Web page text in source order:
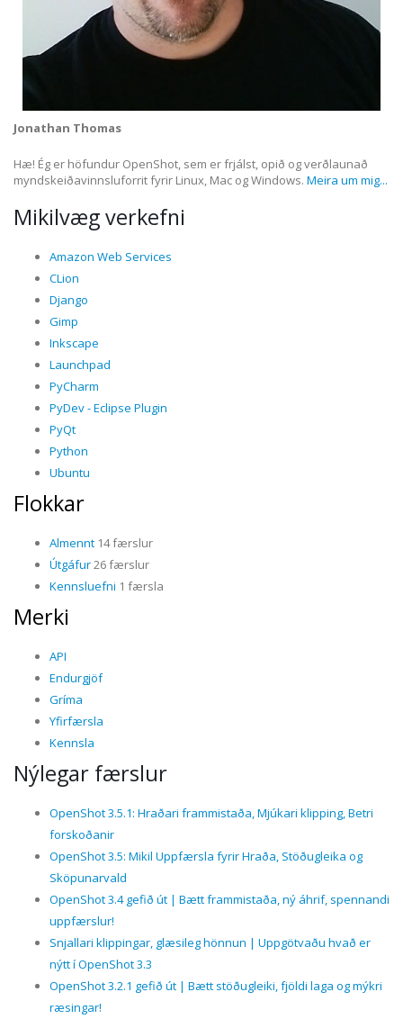
Jonathan Thomas
Hæ! Ég er höfundur OpenShot, sem er frjálst, opið og verðlaunað
myndskeiðavinnsluforrit fyrir Linux, Mac og Windows. Meira um mig...
Mikilvæg verkefni
Amazon Web Services
CLion
Django
Gimp
Inkscape
Launchpad
PyCharm
PyDev - Eclipse Plugin
PyQt
Python
Ubuntu
Flokkar
Almennt 14 færslur
Útgáfur26 færslur
Kennsluefni 1 færsla
Merki
API
Endurgjöf
Gríma
Yfirfærsla
Kennsla
Nýlegar færslur
OpenShot 3.5.1: Hraðari frammistaða, Mjúkari klipping, Betri
forskoðanir
OpenShot 3.5: Mikil Uppfærsla fyrir Hraða, Stöðugleika og
Sköpunarvald
OpenShot 3.4 gefið út | Bætt frammistaða, ný áhrif, spennandi
uppfærslur!
Snjallari klippingar, glæsileg hönnun | Uppgötvaðu hvað er
nýtt í OpenShot 3.3
OpenShot 3.2.1 gefið út | Bætt stöðugleiki, fjöldi laga og mýkri
ræsingar!